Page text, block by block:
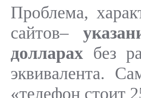
Проблема,
сайтов–
долларах без
эквивалента.
«телефон стоит